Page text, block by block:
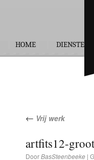
HOME DIENSTEN
← Vrij werk
artfits12-groot
DoorBasSteenbeeke |